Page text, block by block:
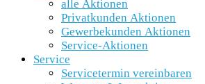
alle Aktionen
Privatkunden Aktionen
Gewerbekunden Aktionen
Service-Aktionen
Service
Servicetermin vereinbaren